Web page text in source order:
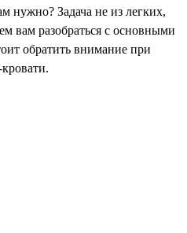
нужно? Задача не из легких,
вам разобраться с основными
обратить внимание при